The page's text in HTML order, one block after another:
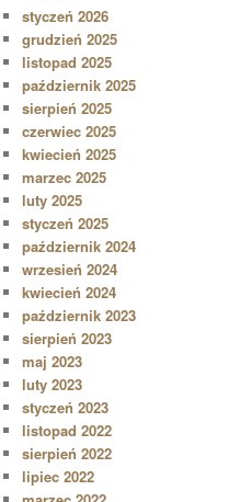
styczeń 2026
grudzień 2025
listopad 2025
październik 2025
sierpień 2025
czerwiec 2025
kwiecień 2025
marzec 2025
luty 2025
styczeń 2025
październik 2024
wrzesień 2024
kwiecień 2024
październik 2023
sierpień 2023
maj 2023
luty 2023
styczeń 2023
listopad 2022
sierpień 2022
lipiec 2022